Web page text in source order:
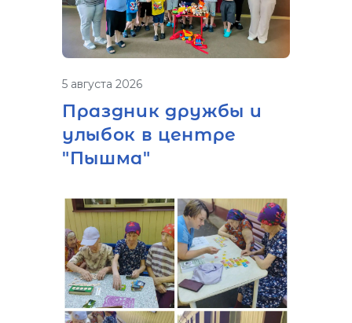
5 августа 2026
Праздник дружбы и
улыбок в центре
"Пышма"